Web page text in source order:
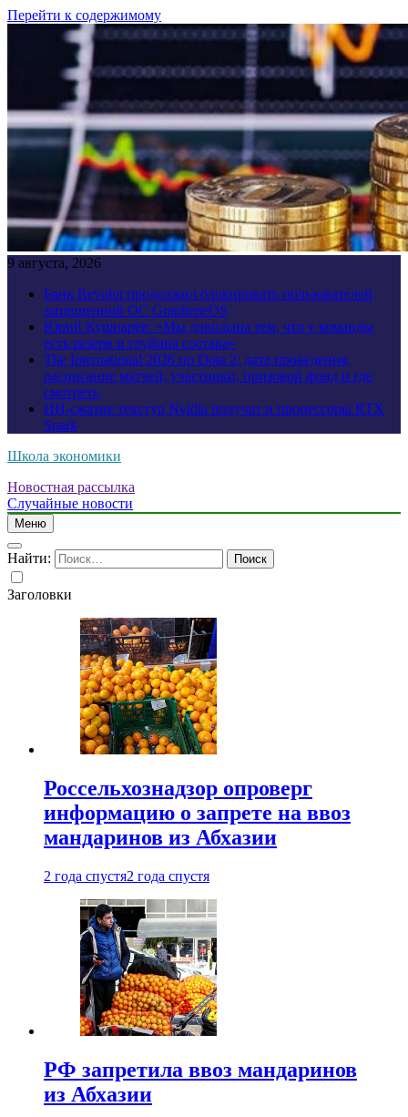
Перейти к содержимому
9 августа, 2026
Банк Revolut продолжил блокировать пользователей
защищенной ОС GrapheneOS
Юрий Кушнарёв: «Мы довольны тем, что у команды
есть резерв и глубина состава»
The International 2026 по Dota 2: дата проведения,
расписание матчей, участники, призовой фонд и где
смотреть
ИИ-сжатие текстур Nvidia получат и процессоры RTX
Spark
Школа экономики
Новостная рассылка
Случайные новости
Меню
Найти:
Заголовки
Россельхознадзор опроверг
информацию о запрете на ввоз
мандаринов из Абхазии
2 года спустя2 года спустя
РФ запретила ввоз мандаринов
из Абхазии